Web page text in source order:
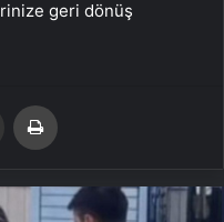
geri dönüş
Email'den paylaş